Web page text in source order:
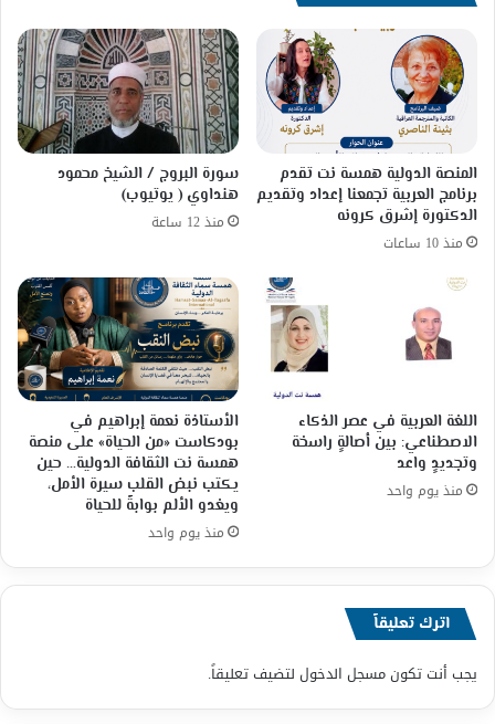
رحمة
عليها
المنصة الدولية همسة نت تقدم
برنامج العربية تجمعنا إعداد وتقديم
الدكتورة إشرق كرونه
منذ 10 ساعات
سورة البروج / الشيخ محمود
هنداوي ( يوتيوب)
منذ 12 ساعة
اللغة العربية في عصر الذكاء
الاصطناعي: بين أصالةٍ راسخة
وتجديدٍ واعد
منذ يوم واحد
الأستاذة نعمة إبراهيم في
بودكاست «من الحياة» على منصة
همسة نت الثقافة الدولية… حين
يكتب نبض القلب سيرة الأمل،
ويغدو الألم بوابةً للحياة
منذ يوم واحد
اترك تعليقاً
يجب أنت تكونمسجل الدخول لتضيف تعليقاً.